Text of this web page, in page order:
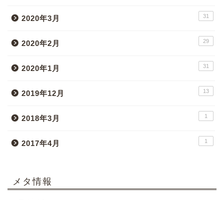
2020年3月 31
2020年2月 29
2020年1月 31
2019年12月 13
2018年3月 1
2017年4月 1
メタ情報